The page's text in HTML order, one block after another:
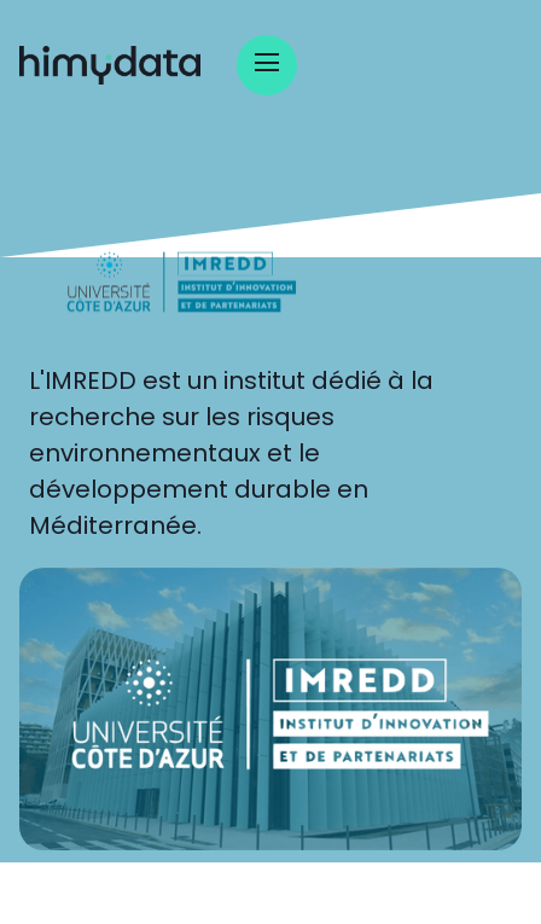
L'IMREDD est un institut dédié à la
recherche sur les risques
environnementaux et le
développement durable en
Méditerranée.